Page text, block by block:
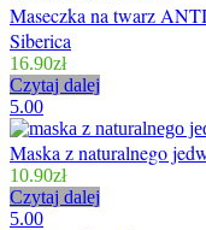
Maseczka na twarz
Siberica
16.90zł
Czytaj dalej
5.00
Maska z naturalnego
10.90zł
Czytaj dalej
5.00